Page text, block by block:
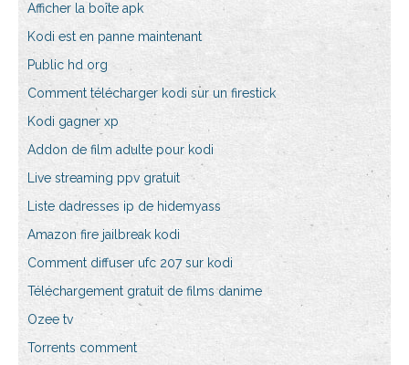
Afficher la boîte apk
Kodi est en panne maintenant
Public hd org
Comment télécharger kodi sur un firestick
Kodi gagner xp
Addon de film adulte pour kodi
Live streaming ppv gratuit
Liste dadresses ip de hidemyass
Amazon fire jailbreak kodi
Comment diffuser ufc 207 sur kodi
Téléchargement gratuit de films danime
Ozee tv
Torrents comment